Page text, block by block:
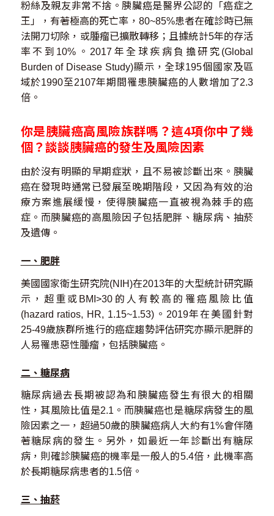
粉絲及親友非常不捨。胰臟癌是醫界公認的「癌症之
王」，有著極高的死亡率，80~85%患者在確診時已無
法開刀切除，或腫瘤已擴散轉移；且據統計5年的存活
率不到10%。2017年全球疾病負擔研究(Global
Burden of Disease Study)顯示，全球195個國家及區
域於1990至2107年期間罹患胰臟癌的人數增加了2.3
倍。
你是胰臟癌高風險族群嗎？這4項你中了幾
個？談談胰臟癌的發生及風險因素
由於沒有明顯的早期症狀，且不易被診斷出來。胰臟
癌在發現時通常已發展至晚期階段，又因為有效的治
療方案進展緩慢，使得胰臟癌一直被視為棘手的癌
症。而胰臟癌的高風險因子包括肥胖、糖尿病、抽菸
及遺傳。
一、肥胖
美國國家衛生研究院(NIH)在2013年的大型統計研究顯
示，超重或BMI>30的人有較高的罹癌風險比值
(hazard ratios, HR, 1.15~1.53)。2019年在美國針對
25-49歲族群所進行的癌症趨勢評估研究亦顯示肥胖的
人易罹患惡性腫瘤，包括胰臟癌。
二、糖尿病
糖尿病過去長期被認為和胰臟癌發生有很大的相關
性，其風險比值是2.1。而胰臟癌也是糖尿病發生的風
險因素之一，超過50歲的胰臟癌病人大約有1%會伴隨
著糖尿病的發生。另外，如最近一年診斷出有糖尿
病，則確診胰臟癌的機率是一般人的5.4倍，此機率高
於長期糖尿病患者的1.5倍。
三、抽菸